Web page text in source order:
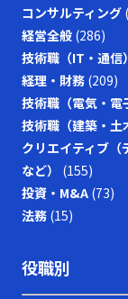
コンサルティング
経営全般 (286)
技術職（IT・通信）
経理・財務 (209)
技術職（電気・電
技術職（建築・土
クリエイティブ（
など） (155)
投資・M&A (73)
法務 (15)
役職別